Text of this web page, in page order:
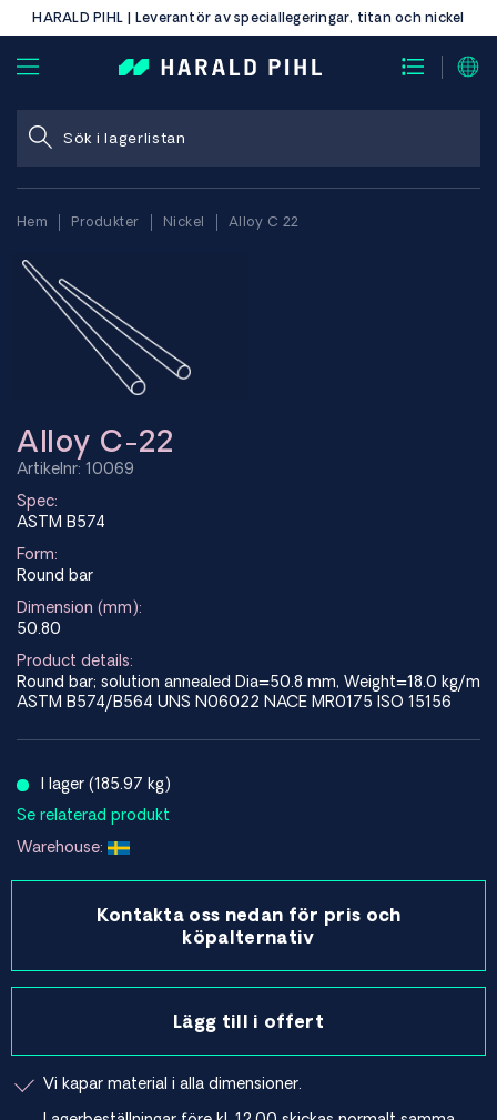
HARALD PIHL | Leverantör av speciallegeringar, titan och nickel
Hem Produkter Nickel Alloy C 22
Alloy C-22
Artikelnr: 10069
Spec:
ASTM B574
Form:
Round bar
Dimension (mm):
50.80
Product details:
Round bar; solution annealed Dia=50.8 mm, Weight=18.0 kg/m
ASTM B574/B564 UNS N06022 NACE MR0175 ISO 15156
I lager (185.97 kg)
Se relaterad produkt
Warehouse:
Kontakta oss nedan för pris och
köpalternativ
Lägg till i offert
Vi kapar material i alla dimensioner.